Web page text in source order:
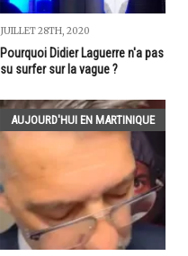
JUILLET 28TH, 2020
Pourquoi Didier Laguerre n'a pas
su surfer sur la vague ?
AUJOURD'HUI EN MARTINIQUE